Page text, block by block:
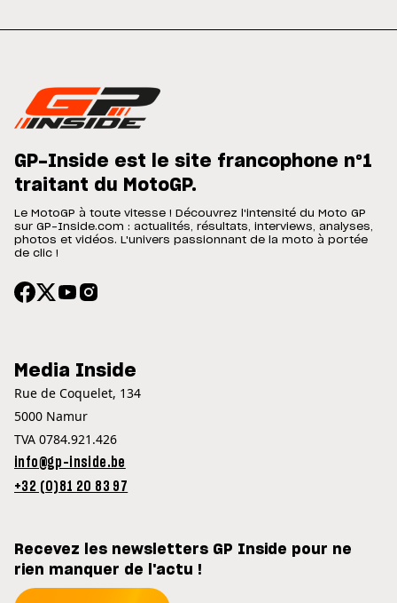
GP-Inside est le site francophone n°1
traitant du MotoGP.
Le MotoGP à toute vitesse ! Découvrez l'intensité du Moto GP
sur GP-Inside.com : actualités, résultats, interviews, analyses,
photos et vidéos. L'univers passionnant de la moto à portée
de clic !
Media Inside
Rue de Coquelet, 134
5000 Namur
TVA 0784.921.426
info@gp-inside.be
+32 (0)81 20 83 97
Recevez les newsletters GP Inside pour ne
rien manquer de l'actu !